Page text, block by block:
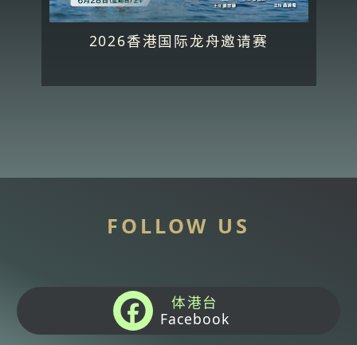
2026香港国际龙舟邀请赛
FOLLOW US
体港台
Facebook